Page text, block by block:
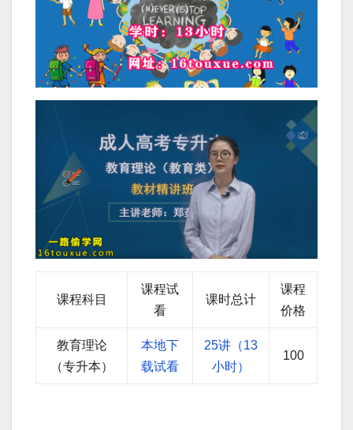
课程科目
课程试
看
课时总计
课程
价格
教育理论
（专升本）
本地下
载试看
25讲（13
小时）
100